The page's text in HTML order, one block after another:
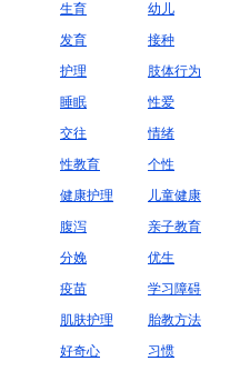
生育
幼儿
发育
接种
护理
肢体行为
睡眠
性爱
交往
情绪
性教育
个性
健康护理
儿童健康
腹泻
亲子教育
分娩
优生
疫苗
学习障碍
肌肤护理
胎教方法
好奇心
习惯